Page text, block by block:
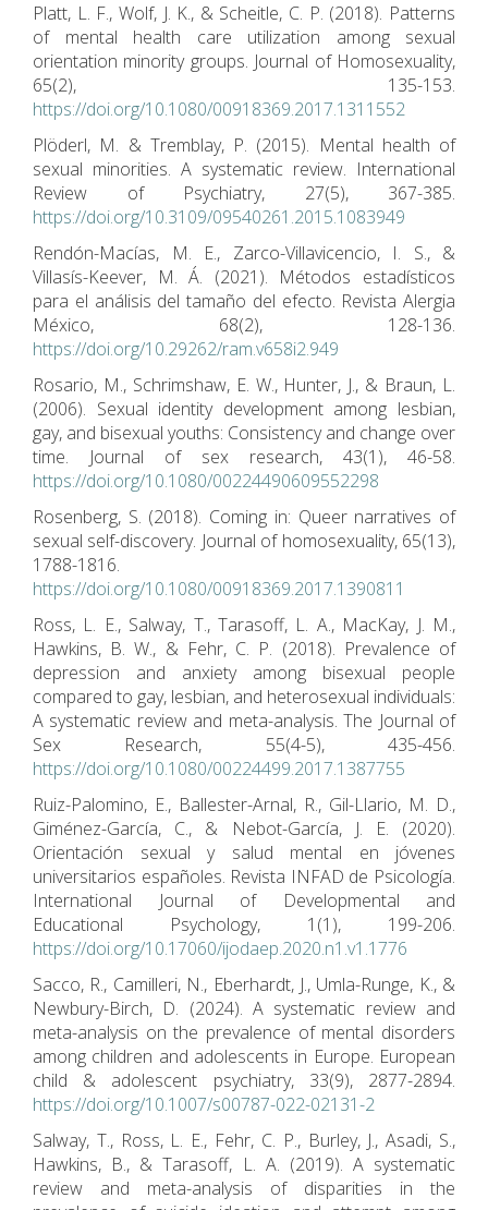
Platt, L. F., Wolf, J. K., & Scheitle, C. P. (2018). Patterns
of mental health care utilization among sexual
orientation minority groups. Journal of Homosexuality,
65(2), 135-153.
https://doi.org/10.1080/00918369.2017.1311552
Plöderl, M. & Tremblay, P. (2015). Mental health of
sexual minorities. A systematic review. International
Review of Psychiatry, 27(5), 367-385.
https://doi.org/10.3109/09540261.2015.1083949
Rendón-Macías, M. E., Zarco-Villavicencio, I. S., &
Villasís-Keever, M. Á. (2021). Métodos estadísticos
para el análisis del tamaño del efecto. Revista Alergia
México, 68(2), 128-136.
https://doi.org/10.29262/ram.v658i2.949
Rosario, M., Schrimshaw, E. W., Hunter, J., & Braun, L.
(2006). Sexual identity development among lesbian,
gay, and bisexual youths: Consistency and change over
time. Journal of sex research, 43(1), 46-58.
https://doi.org/10.1080/00224490609552298
Rosenberg, S. (2018). Coming in: Queer narratives of
sexual self-discovery. Journal of homosexuality, 65(13),
1788-1816.
https://doi.org/10.1080/00918369.2017.1390811
Ross, L. E., Salway, T., Tarasoff, L. A., MacKay, J. M.,
Hawkins, B. W., & Fehr, C. P. (2018). Prevalence of
depression and anxiety among bisexual people
compared to gay, lesbian, and heterosexual individuals:
A systematic review and meta-analysis. The Journal of
Sex Research, 55(4-5), 435-456.
https://doi.org/10.1080/00224499.2017.1387755
Ruiz-Palomino, E., Ballester-Arnal, R., Gil-Llario, M. D.,
Giménez-García, C., & Nebot-García, J. E. (2020).
Orientación sexual y salud mental en jóvenes
universitarios españoles. Revista INFAD de Psicología.
International Journal of Developmental and
Educational Psychology, 1(1), 199-206.
https://doi.org/10.17060/ijodaep.2020.n1.v1.1776
Sacco, R., Camilleri, N., Eberhardt, J., Umla-Runge, K., &
Newbury-Birch, D. (2024). A systematic review and
meta-analysis on the prevalence of mental disorders
among children and adolescents in Europe. European
child & adolescent psychiatry, 33(9), 2877-2894.
https://doi.org/10.1007/s00787-022-02131-2
Salway, T., Ross, L. E., Fehr, C. P., Burley, J., Asadi, S.,
Hawkins, B., & Tarasoff, L. A. (2019). A systematic
review and meta-analysis of disparities in the